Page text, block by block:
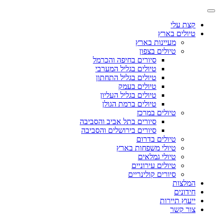
קצת עלי
טיולים בארץ
מעיינות בארץ
טיולים בצפון
סיורים בחיפה והכרמל
טיולים בגליל המערבי
טיולים בגליל התחתון
טיולים בעמק
טיולים בגליל העליון
טיולים ברמת הגולן
טיולים במרכז
סיורים בתל אביב והסביבה
סיורים בירושלים והסביבה
טיולים בדרום
טיולי משפחות בארץ
טיולי גמלאים
טיולים עירוניים
סיורים קולינריים
המלצות
חידונים
ייעוץ תיירות
צור קשר